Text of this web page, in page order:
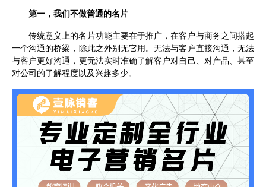
第一，我们不做普通的名片
传统意义上的名片功能主要在于推广，在客户与商务之间搭起
一个沟通的桥梁，除此之外别无它用。无法与客户直接沟通，无法
与客户更好沟通，更无法实时准确了解客户对自己、对产品、甚至
对公司的了解程度以及兴趣多少。